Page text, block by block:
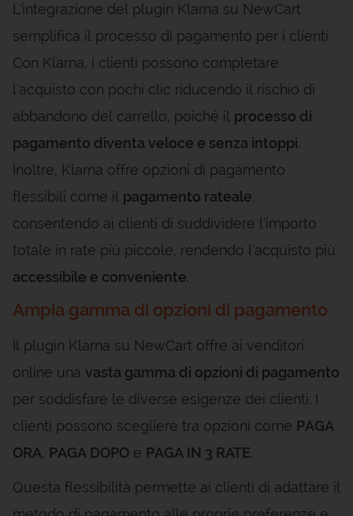
L'integrazione del plugin Klarna su NewCart
semplifica il processo di pagamento per i clienti.
Con Klarna, i clienti possono completare
l'acquisto con pochi clic riducendo il rischio di
abbandono del carrello, poiché il processo di
pagamento diventa veloce e senza intoppi.
Inoltre, Klarna offre opzioni di pagamento
flessibili come il pagamento rateale
consentendo ai clienti di suddividere l'importo
totale in rate più piccole, rendendo l'acquisto più
accessibile e conveniente.
Ampia gamma di opzioni di pagamento
Il plugin Klarna su NewCart offre ai venditori
online una vasta gamma di opzioni di pagamento
per soddisfare le diverse esigenze dei clienti. I
clienti possono scegliere tra opzioni come PAGA
ORA PAGA DOPO e PAGA IN 3 RATE.
Questa flessibilità permette ai clienti di adattare il